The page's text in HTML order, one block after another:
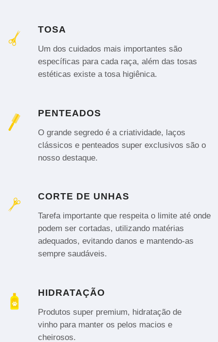
TOSA
Um dos cuidados mais importantes são
específicas para cada raça, além das tosas
estéticas existe a tosa higiênica.
PENTEADOS
O grande segredo é a criatividade, laços
clássicos e penteados super exclusivos são o
nosso destaque.
CORTE DE UNHAS
Tarefa importante que respeita o limite até onde
podem ser cortadas, utilizando matérias
adequados, evitando danos e mantendo-as
sempre saudáveis.
HIDRATAÇÃO
Produtos super premium, hidratação de
vinho para manter os pelos macios e
cheirosos.